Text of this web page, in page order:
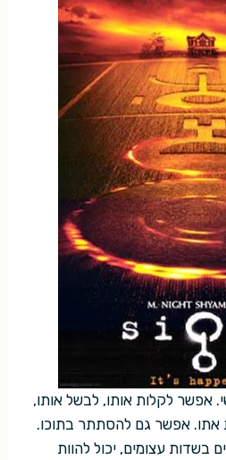
אפשר לקלות אותו, לבשל אותו,
אתו. אפשר גם להסתתר בתוכו.
בשדות עצומים, יכול להוות